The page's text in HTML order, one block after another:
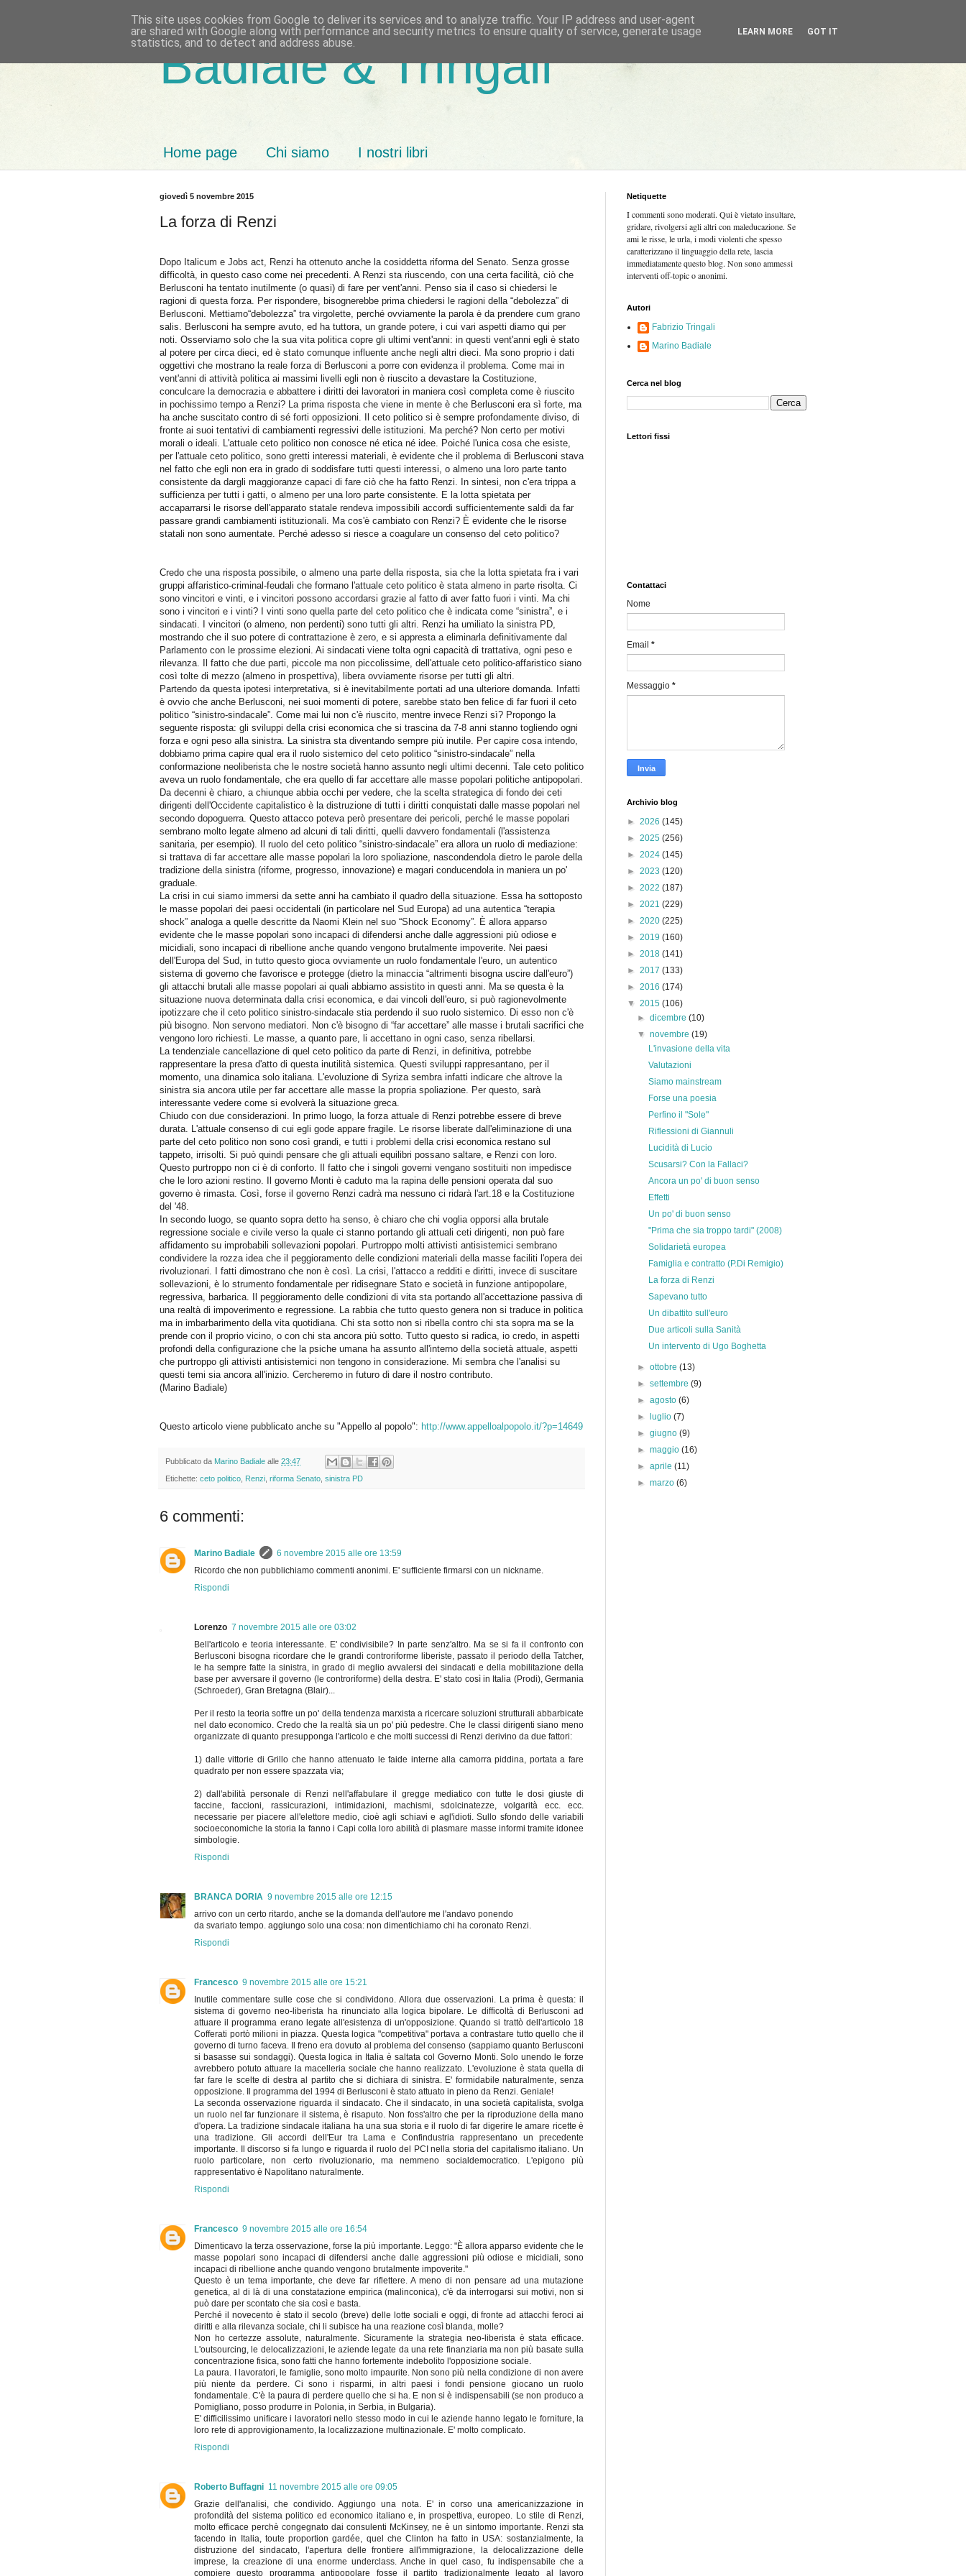
Badiale & Tringali
Home page Chi siamo I nostri libri
giovedì 5 novembre 2015
La forza di Renzi
Dopo Italicum e Jobs act, Renzi ha ottenuto anche la cosiddetta riforma del Senato. Senza grosse
difficoltà, in questo caso come nei precedenti. A Renzi sta riuscendo, con una certa facilità, ciò che
Berlusconi ha tentato inutilmente (o quasi) di fare per vent'anni. Penso sia il caso si chiedersi le
ragioni di questa forza. Per rispondere, bisognerebbe prima chiedersi le ragioni della “debolezza” di
Berlusconi. Mettiamo“debolezza” tra virgolette, perché ovviamente la parola è da prendere cum grano
salis. Berlusconi ha sempre avuto, ed ha tuttora, un grande potere, i cui vari aspetti diamo qui per
noti. Osserviamo solo che la sua vita politica copre gli ultimi vent'anni: in questi vent'anni egli è stato
al potere per circa dieci, ed è stato comunque influente anche negli altri dieci. Ma sono proprio i dati
oggettivi che mostrano la reale forza di Berlusconi a porre con evidenza il problema. Come mai in
vent'anni di attività politica ai massimi livelli egli non è riuscito a devastare la Costituzione,
conculcare la democrazia e abbattere i diritti dei lavoratori in maniera così completa come è riuscito
in pochissimo tempo a Renzi? La prima risposta che viene in mente è che Berlusconi era sì forte, ma
ha anche suscitato contro di sé forti opposizioni. Il ceto politico si è sempre profondamente diviso, di
fronte ai suoi tentativi di cambiamenti regressivi delle istituzioni. Ma perché? Non certo per motivi
morali o ideali. L'attuale ceto politico non conosce né etica né idee. Poiché l'unica cosa che esiste,
per l'attuale ceto politico, sono gretti interessi materiali, è evidente che il problema di Berlusconi stava
nel fatto che egli non era in grado di soddisfare tutti questi interessi, o almeno una loro parte tanto
consistente da dargli maggioranze capaci di fare ciò che ha fatto Renzi. In sintesi, non c'era trippa a
sufficienza per tutti i gatti, o almeno per una loro parte consistente. E la lotta spietata per
accaparrarsi le risorse dell'apparato statale rendeva impossibili accordi sufficientemente saldi da far
passare grandi cambiamenti istituzionali. Ma cos'è cambiato con Renzi? È evidente che le risorse
statali non sono aumentate. Perché adesso si riesce a coagulare un consenso del ceto politico?
Credo che una risposta possibile, o almeno una parte della risposta, sia che la lotta spietata fra i vari
gruppi affaristico-criminal-feudali che formano l'attuale ceto politico è stata almeno in parte risolta. Ci
sono vincitori e vinti, e i vincitori possono accordarsi grazie al fatto di aver fatto fuori i vinti. Ma chi
sono i vincitori e i vinti? I vinti sono quella parte del ceto politico che è indicata come “sinistra”, e i
sindacati. I vincitori (o almeno, non perdenti) sono tutti gli altri. Renzi ha umiliato la sinistra PD,
mostrando che il suo potere di contrattazione è zero, e si appresta a eliminarla definitivamente dal
Parlamento con le prossime elezioni. Ai sindacati viene tolta ogni capacità di trattativa, ogni peso e
rilevanza. Il fatto che due parti, piccole ma non piccolissime, dell'attuale ceto politico-affaristico siano
così tolte di mezzo (almeno in prospettiva), libera ovviamente risorse per tutti gli altri.
Partendo da questa ipotesi interpretativa, si è inevitabilmente portati ad una ulteriore domanda. Infatti
è ovvio che anche Berlusconi, nei suoi momenti di potere, sarebbe stato ben felice di far fuori il ceto
politico “sinistro-sindacale”. Come mai lui non c'è riuscito, mentre invece Renzi sì? Propongo la
seguente risposta: gli sviluppi della crisi economica che si trascina da 7-8 anni stanno togliendo ogni
forza e ogni peso alla sinistra. La sinistra sta diventando sempre più inutile. Per capire cosa intendo,
dobbiamo prima capire qual era il ruolo sistemico del ceto politico “sinistro-sindacale” nella
conformazione neoliberista che le nostre società hanno assunto negli ultimi decenni. Tale ceto politico
aveva un ruolo fondamentale, che era quello di far accettare alle masse popolari politiche antipopolari.
Da decenni è chiaro, a chiunque abbia occhi per vedere, che la scelta strategica di fondo dei ceti
dirigenti dell'Occidente capitalistico è la distruzione di tutti i diritti conquistati dalle masse popolari nel
secondo dopoguerra. Questo attacco poteva però presentare dei pericoli, perché le masse popolari
sembrano molto legate almeno ad alcuni di tali diritti, quelli davvero fondamentali (l'assistenza
sanitaria, per esempio). Il ruolo del ceto politico “sinistro-sindacale” era allora un ruolo di mediazione:
si trattava di far accettare alle masse popolari la loro spoliazione, nascondendola dietro le parole della
tradizione della sinistra (riforme, progresso, innovazione) e magari conducendola in maniera un po'
graduale.
La crisi in cui siamo immersi da sette anni ha cambiato il quadro della situazione. Essa ha sottoposto
le masse popolari dei paesi occidentali (in particolare nel Sud Europa) ad una autentica “terapia
shock” analoga a quelle descritte da Naomi Klein nel suo “Shock Economy”. È allora apparso
evidente che le masse popolari sono incapaci di difendersi anche dalle aggressioni più odiose e
micidiali, sono incapaci di ribellione anche quando vengono brutalmente impoverite. Nei paesi
dell'Europa del Sud, in tutto questo gioca ovviamente un ruolo fondamentale l'euro, un autentico
sistema di governo che favorisce e protegge (dietro la minaccia “altrimenti bisogna uscire dall'euro”)
gli attacchi brutali alle masse popolari ai quali abbiamo assistito in questi anni. Ma se questa è la
situazione nuova determinata dalla crisi economica, e dai vincoli dell'euro, si può ragionevolmente
ipotizzare che il ceto politico sinistro-sindacale stia perdendo il suo ruolo sistemico. Di esso non c'è
più bisogno. Non servono mediatori. Non c'è bisogno di “far accettare” alle masse i brutali sacrifici che
vengono loro richiesti. Le masse, a quanto pare, li accettano in ogni caso, senza ribellarsi.
La tendenziale cancellazione di quel ceto politico da parte di Renzi, in definitiva, potrebbe
rappresentare la presa d'atto di questa inutilità sistemica. Questi sviluppi rappresantano, per il
momento, una dinamica solo italiana. L'evoluzione di Syriza sembra infatti indicare che altrove la
sinistra sia ancora utile per far accettare alle masse la propria spoliazione. Per questo, sarà
interessante vedere come si evolverà la situazione greca.
Chiudo con due considerazioni. In primo luogo, la forza attuale di Renzi potrebbe essere di breve
durata. L'attuale consenso di cui egli gode appare fragile. Le risorse liberate dall'eliminazione di una
parte del ceto politico non sono così grandi, e tutti i problemi della crisi economica restano sul
tappeto, irrisolti. Si può quindi pensare che gli attuali equilibri possano saltare, e Renzi con loro.
Questo purtroppo non ci è di conforto. Il fatto che i singoli governi vengano sostituiti non impedisce
che le loro azioni restino. Il governo Monti è caduto ma la rapina delle pensioni operata dal suo
governo è rimasta. Così, forse il governo Renzi cadrà ma nessuno ci ridarà l'art.18 e la Costituzione
del '48.
In secondo luogo, se quanto sopra detto ha senso, è chiaro che chi voglia opporsi alla brutale
regressione sociale e civile verso la quale ci stanno portando gli attuali ceti dirigenti, non può fare
affidamento su improbabili sollevazioni popolari. Purtroppo molti attivisti antisistemici sembrano
condividere la rozza idea che il peggioramento delle condizioni materiali della masse faciliti l'opera dei
rivoluzionari. I fatti dimostrano che non è così. La crisi, l'attacco a redditi e diritti, invece di suscitare
sollevazioni, è lo strumento fondamentale per ridisegnare Stato e società in funzione antipopolare,
regressiva, barbarica. Il peggioramento delle condizioni di vita sta portando all'accettazione passiva di
una realtà di impoverimento e regressione. La rabbia che tutto questo genera non si traduce in politica
ma in imbarbarimento della vita quotidiana. Chi sta sotto non si ribella contro chi sta sopra ma se la
prende con il proprio vicino, o con chi sta ancora più sotto. Tutto questo si radica, io credo, in aspetti
profondi della configurazione che la psiche umana ha assunto all'interno della società attuale, aspetti
che purtroppo gli attivisti antisistemici non tengono in considerazione. Mi sembra che l'analisi su
questi temi sia ancora all'inizio. Cercheremo in futuro di dare il nostro contributo.
(Marino Badiale)
Questo articolo viene pubblicato anche su "Appello al popolo": http://www.appelloalpopolo.it/?p=14649
Pubblicato da Marino Badiale alle 23:47
Etichette: ceto politico Renzi riforma Senato sinistra PD
6 commenti:
Marino Badiale
6 novembre 2015 alle ore 13:59
Ricordo che non pubblichiamo commenti anonimi. E' sufficiente firmarsi con un nickname.
Rispondi
Lorenzo 7 novembre 2015 alle ore 03:02
Bell'articolo e teoria interessante. E' condivisibile? In parte senz'altro. Ma se si fa il confronto con
Berlusconi bisogna ricordare che le grandi controriforme liberiste, passato il periodo della Tatcher,
le ha sempre fatte la sinistra, in grado di meglio avvalersi dei sindacati e della mobilitazione della
base per avversare il governo (le controriforme) della destra. E' stato così in Italia (Prodi), Germania
(Schroeder), Gran Bretagna (Blair)...
Per il resto la teoria soffre un po' della tendenza marxista a ricercare soluzioni strutturali abbarbicate
nel dato economico. Credo che la realtà sia un po' più pedestre. Che le classi dirigenti siano meno
organizzate di quanto presupponga l'articolo e che molti successi di Renzi derivino da due fattori:
1) dalle vittorie di Grillo che hanno attenuato le faide interne alla camorra piddina, portata a fare
quadrato per non essere spazzata via;
2) dall'abilità personale di Renzi nell'affabulare il gregge mediatico con tutte le dosi giuste di
faccine, faccioni, rassicurazioni, intimidazioni, machismi, sdolcinatezze, volgarità ecc. ecc.
necessarie per piacere all'elettore medio, cioè agli schiavi e agl'idioti. Sullo sfondo delle variabili
socioeconomiche la storia la fanno i Capi colla loro abilità di plasmare masse informi tramite idonee
simbologie.
Rispondi
BRANCA DORIA 9 novembre 2015 alle ore 12:15
arrivo con un certo ritardo, anche se la domanda dell'autore me l'andavo ponendo
da svariato tempo. aggiungo solo una cosa: non dimentichiamo chi ha coronato Renzi.
Rispondi
Francesco 9 novembre 2015 alle ore 15:21
Inutile commentare sulle cose che si condividono. Allora due osservazioni. La prima è questa: il
sistema di governo neo-liberista ha rinunciato alla logica bipolare. Le difficoltà di Berlusconi ad
attuare il programma erano legate all'esistenza di un'opposizione. Quando si trattò dell'articolo 18
Cofferati portò milioni in piazza. Questa logica "competitiva" portava a contrastare tutto quello che il
governo di turno faceva. Il freno era dovuto al problema del consenso (sappiamo quanto Berlusconi
si basasse sui sondaggi). Questa logica in Italia è saltata col Governo Monti. Solo unendo le forze
avrebbero potuto attuare la macelleria sociale che hanno realizzato. L'evoluzione è stata quella di
far fare le scelte di destra al partito che si dichiara di sinistra. E' formidabile naturalmente, senza
opposizione. Il programma del 1994 di Berlusconi è stato attuato in pieno da Renzi. Geniale!
La seconda osservazione riguarda il sindacato. Che il sindacato, in una società capitalista, svolga
un ruolo nel far funzionare il sistema, è risaputo. Non foss'altro che per la riproduzione della mano
d'opera. La tradizione sindacale italiana ha una sua storia e il ruolo di far digerire le amare ricette è
una tradizione. Gli accordi dell'Eur tra Lama e Confindustria rappresentano un precedente
importante. Il discorso si fa lungo e riguarda il ruolo del PCI nella storia del capitalismo italiano. Un
ruolo particolare, non certo rivoluzionario, ma nemmeno socialdemocratico. L'epigono più
rappresentativo è Napolitano naturalmente.
Rispondi
Francesco 9 novembre 2015 alle ore 16:54
Dimenticavo la terza osservazione, forse la più importante. Leggo: "È allora apparso evidente che le
masse popolari sono incapaci di difendersi anche dalle aggressioni più odiose e micidiali, sono
incapaci di ribellione anche quando vengono brutalmente impoverite."
Questo è un tema importante, che deve far riflettere. A meno di non pensare ad una mutazione
genetica, al di là di una constatazione empirica (malinconica), c'è da interrogarsi sui motivi, non si
può dare per scontato che sia così e basta.
Perché il novecento è stato il secolo (breve) delle lotte sociali e oggi, di fronte ad attacchi feroci ai
diritti e alla rilevanza sociale, chi li subisce ha una reazione così blanda, molle?
Non ho certezze assolute, naturalmente. Sicuramente la strategia neo-liberista è stata efficace.
L'outsourcing, le delocalizzazioni, le aziende legate da una rete finanziaria ma non più basate sulla
concentrazione fisica, sono fatti che hanno fortemente indebolito l'opposizione sociale.
La paura. I lavoratori, le famiglie, sono molto impaurite. Non sono più nella condizione di non avere
più niente da perdere. Ci sono i risparmi, in altri paesi i fondi pensione giocano un ruolo
fondamentale. C'è la paura di perdere quello che si ha. E non si è indispensabili (se non produco a
Pomigliano, posso produrre in Polonia, in Serbia, in Bulgaria).
E' difficilissimo unificare i lavoratori nello stesso modo in cui le aziende hanno legato le forniture, la
loro rete di approvigionamento, la localizzazione multinazionale. E' molto complicato.
Rispondi
Roberto Buffagni 11 novembre 2015 alle ore 09:05
Grazie dell'analisi, che condivido. Aggiungo una nota. E' in corso una americanizzazione in
profondità del sistema politico ed economico italiano e, in prospettiva, europeo. Lo stile di Renzi,
molto efficace perchè congegnato dai consulenti McKinsey, ne è un sintomo importante. Renzi sta
facendo in Italia, toute proportion gardée, quel che Clinton ha fatto in USA: sostanzialmente, la
distruzione del sindacato, l'apertura delle frontiere all'immigrazione, la delocalizzazione delle
imprese, la creazione di una enorme underclass. Anche in quel caso, fu indispensabile che a
compiere questo programma antipopolare fosse il partito tradizionalmente legato al lavoro
Netiquette
I commenti sono moderati. Qui è vietato insultare,
gridare, rivolgersi agli altri con maleducazione. Se
ami le risse, le urla, i modi violenti che spesso
caratterizzano il linguaggio della rete, lascia
immediatamente questo blog. Non sono ammessi
interventi off-topic o anonimi.
Autori
Fabrizio Tringali
Marino Badiale
Cerca nel blog
Lettori fissi
Contattaci
Nome
Email *
Messaggio *
Archivio blog
► 2026 (145)
► 2025 (256)
► 2024 (145)
► 2023 (120)
► 2022 (187)
► 2021 (229)
► 2020 (225)
► 2019 (160)
► 2018 (141)
► 2017 (133)
► 2016 (174)
▼ 2015 (106)
►dicembre(10)
▼novembre(19)
L'invasione della vita
Valutazioni
Siamo mainstream
Forse una poesia
Perfino il "Sole"
Riflessioni di Giannuli
Lucidità di Lucio
Scusarsi? Con la Fallaci?
Ancora un po' di buon senso
Effetti
Un po' di buon senso
"Prima che sia troppo tardi" (2008)
Solidarietà europea
Famiglia e contratto (P.Di Remigio)
La forza di Renzi
Sapevano tutto
Un dibattito sull'euro
Due articoli sulla Sanità
Un intervento di Ugo Boghetta
►ottobre(13)
►settembre(9)
►agosto(6)
►
luglio(7)
►giugno(9)
►maggio(16)
►aprile(11)
►marzo(6)
This site uses cookies from Google to deliver its services and to analyze traffic. Your IP address and user-agent
are shared with Google along with performance and security metrics to ensure quality of service, generate usage
statistics, and to detect and address abuse.
LEARN MORE GOT IT